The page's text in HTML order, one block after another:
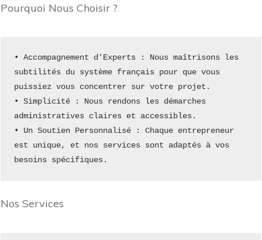
Pourquoi Nous Choisir ?
• Accompagnement d’Experts : Nous maîtrisons les
subtilités du système français pour que vous
puissiez vous concentrer sur votre projet.
• Simplicité : Nous rendons les démarches
administratives claires et accessibles.
• Un Soutien Personnalisé : Chaque entrepreneur
est unique, et nos services sont adaptés à vos
besoins spécifiques.
Nos Services